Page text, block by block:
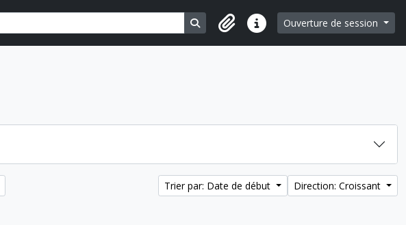
Search in browse page
Liens rapidesOuverture de session
Trier par: Date de début Direction: Croissant